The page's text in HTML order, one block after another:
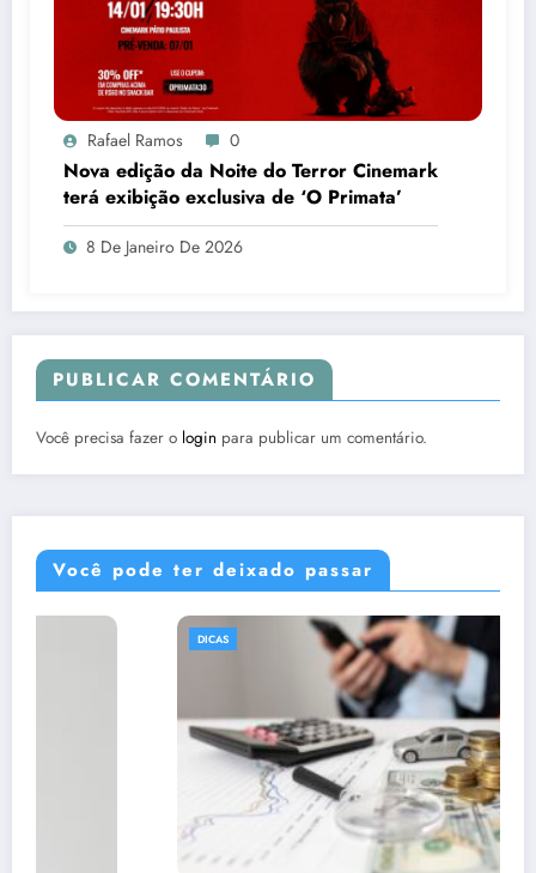
Rafael Ramos 0
Nova edição da Noite do Terror Cinemark
terá exibição exclusiva de ‘O Primata’
8 De Janeiro De 2026
PUBLICAR COMENTÁRIO
Você precisa fazer o login para publicar um comentário.
Você pode ter deixado passar